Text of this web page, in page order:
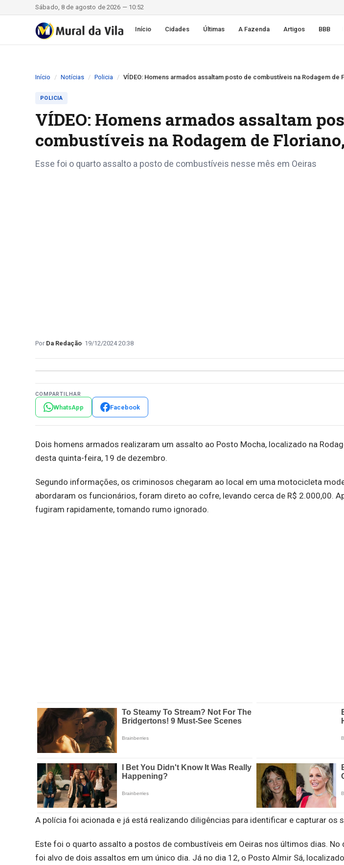
Sábado, 8 de agosto de 2026 — 10:52
Início Cidades Últimas A Fazenda Artigos BBB
Início Notícias Policia VÍDEO: Homens armados assaltam posto de combustíveis na Rodagem de
POLICIA
VÍDEO: Homens armados assaltam
combustíveis na Rodagem de
Esse foi o quarto assalto a posto de combustíveis nesse mês em Oeiras
Da Redação 19/12/2024 20:38
COMPARTILHAR
WhatsApp Facebook
Dois homens armados realizaram um assalto ao Posto Mocha, localizado na
desta quinta-feira, 19 de dezembro.
Segundo informações, os criminosos chegaram ao local em uma motocicleta
abordaram os funcionários, foram direto ao cofre, levando cerca de R$ 2.000,00.
fugiram rapidamente, tomando rumo ignorado.
A polícia foi acionada e já está realizando diligências para identificar e capturar os
Este foi o quarto assalto a postos de combustíveis em Oeiras nos últimos dias. No
foi alvo de dois assaltos em um único dia. Já no dia 12, o Posto Almir Sá,